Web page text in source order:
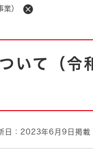
環境
とじる
・施設の案内
）
いて（令
日：2023年6月9日掲載